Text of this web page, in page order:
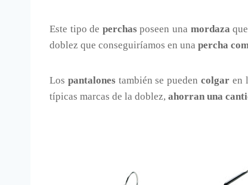
Este tipo de perchasposeen una mordaza
doblez que conseguiríamos en una percha
Los pantalones también se puedencolgar en
típicas marcas de la doblez, ahorran una